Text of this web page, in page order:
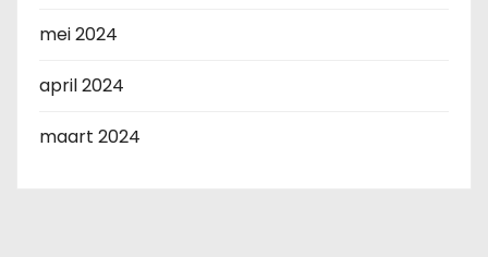
mei 2024
april 2024
maart 2024